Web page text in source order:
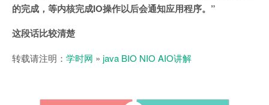
的完成，等内核完成IO操作以后会通知应用程序。”
这段话比较清楚
转载请注明： 学时网 » java BIO NIO AIO讲解